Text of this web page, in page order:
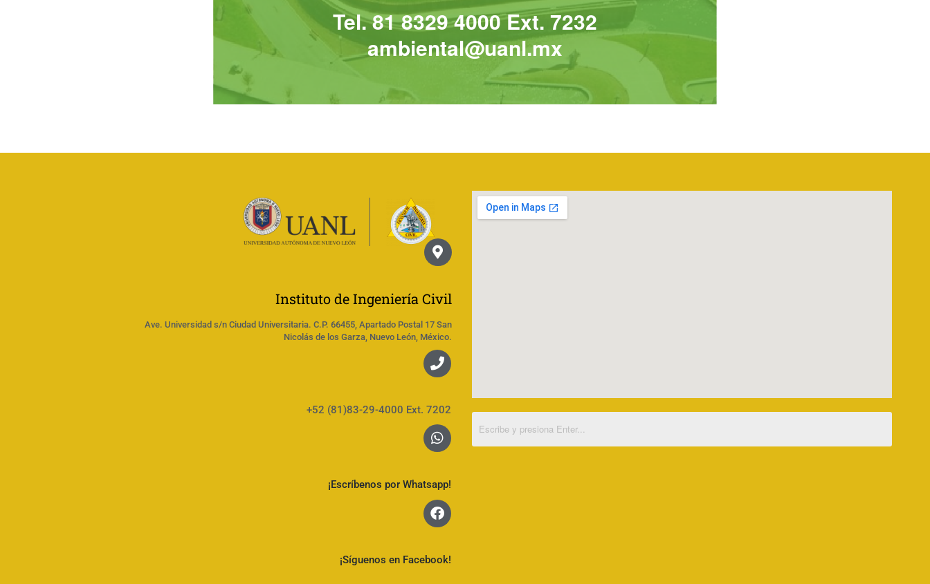
Tel. 81 8329 4000 Ext. 7232
ambiental@uanl.mx
Instituto de Ingeniería Civil
Ave. Universidad s/n Ciudad Universitaria. C.P. 66455, Apartado Postal 17 San
Nicolás de los Garza, Nuevo León, México.
+52 (81)83-29-4000 Ext. 7202
¡Escríbenos por Whatsapp!
¡Síguenos en Facebook!